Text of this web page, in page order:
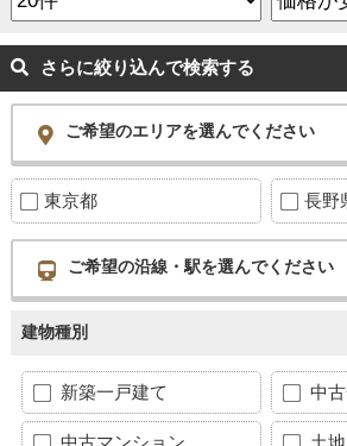
さらに絞り込んで検索する
ご希望のエリアを選んでください
東京都 長野
ご希望の沿線・駅を選んでください
建物種別
新築一戸建て 中